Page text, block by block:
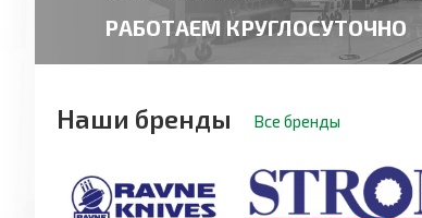
РАБОТАЕМ КРУГЛОСУТОЧНО
Наши бренды Все бренды